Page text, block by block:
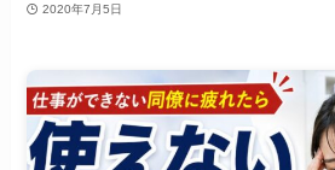
2020年7月5日